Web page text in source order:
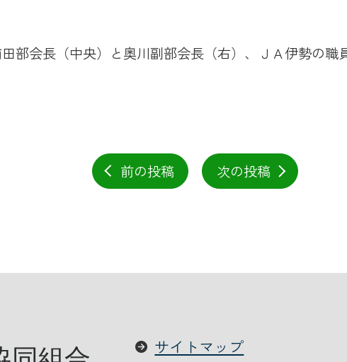
部会長（中央）と奥川副部会長（右）、ＪＡ伊勢の職
前の投稿 次の投稿
サイトマップ